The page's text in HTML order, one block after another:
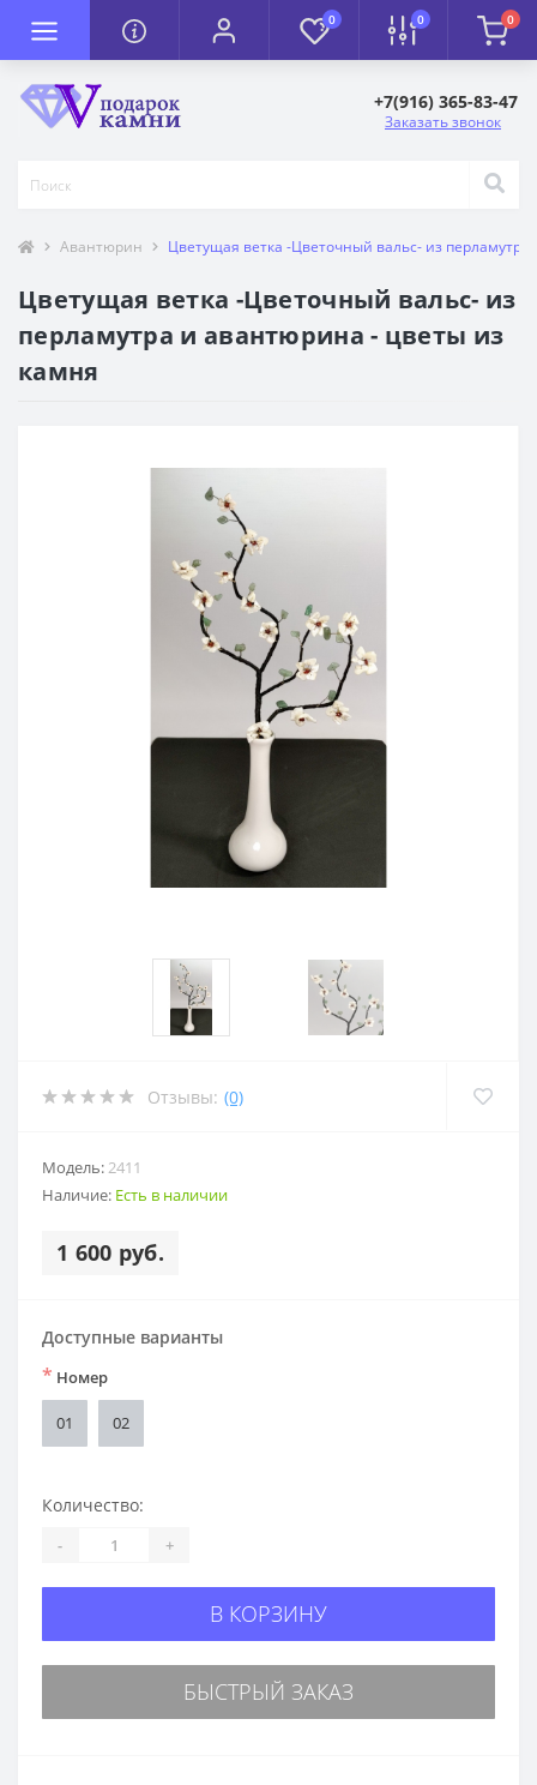
0 0 0
+7(916) 365-83-47
Заказать звонок
Авантюрин Цветущая ветка -Цветочный вальс- из
Цветущая ветка -Цветочный вальс- из
перламутра и авантюрина - цветы из
камня
Отзывы: (0)
Модель:2411
Наличие: Есть в наличии
1 600 руб.
Доступные варианты
* Номер
01 02
Количество:
- +
В КОРЗИНУ
БЫСТРЫЙ ЗАКАЗ